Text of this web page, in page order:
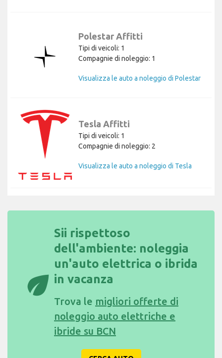
Polestar Affitti
Tipi di veicoli: 1
Compagnie di noleggio: 1
Visualizza le auto a noleggio di Polestar
Tesla Affitti
Tipi di veicoli: 1
Compagnie di noleggio: 2
Visualizza le auto a noleggio di Tesla
eco
Sii rispettoso
dell'ambiente: noleggia
un'auto elettrica o ibrida
in vacanza
Trova le migliori offerte di
noleggio auto elettriche e
ibride su BCN